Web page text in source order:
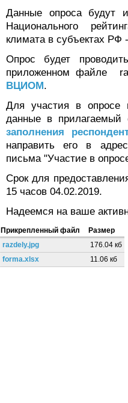
Данные опроса будут
Национального
климата в субъектах РФ
Опрос будет
приложенном файле
ВЦИОМ.
Для участия в опросе
данные в
заполнения
направить его в
письма "Участие в
Срок для
15 часов 04.02.2019.
Надеемся на ваше
Прикрепленный файл
Размер
razdely.jpg
176.04 кб
forma.xlsx
11.06 кб